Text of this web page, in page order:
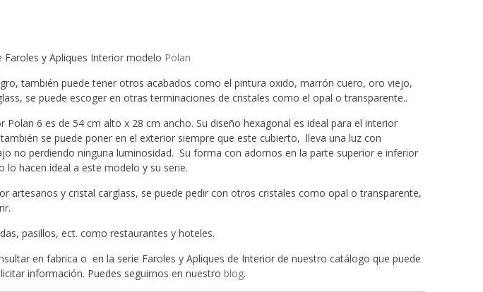
y Apliques Interior modelo Polan
también puede tener otros acabados como el pintura oxido, marrón cuero, oro viejo,
se puede escoger en otras terminaciones de cristales como el opal o transparente..
6 es de 54 cm alto x 28 cm ancho. Su diseño hexagonal es ideal para el interior
se puede poner en el exterior siempre que este cubierto, lleva una luz con
no perdiendo ninguna luminosidad. Su forma con adornos en la parte superior e inferior
hacen ideal a este modelo y su serie.
artesanos y cristal carglass, se puede pedir con otros cristales como opal o transparente,
pasillos, ect. como restaurantes y hoteles.
en fabrica o en la serie Faroles y Apliques de Interior de nuestro catálogo que puede
información. Puedes seguirnos en nuestroblog.